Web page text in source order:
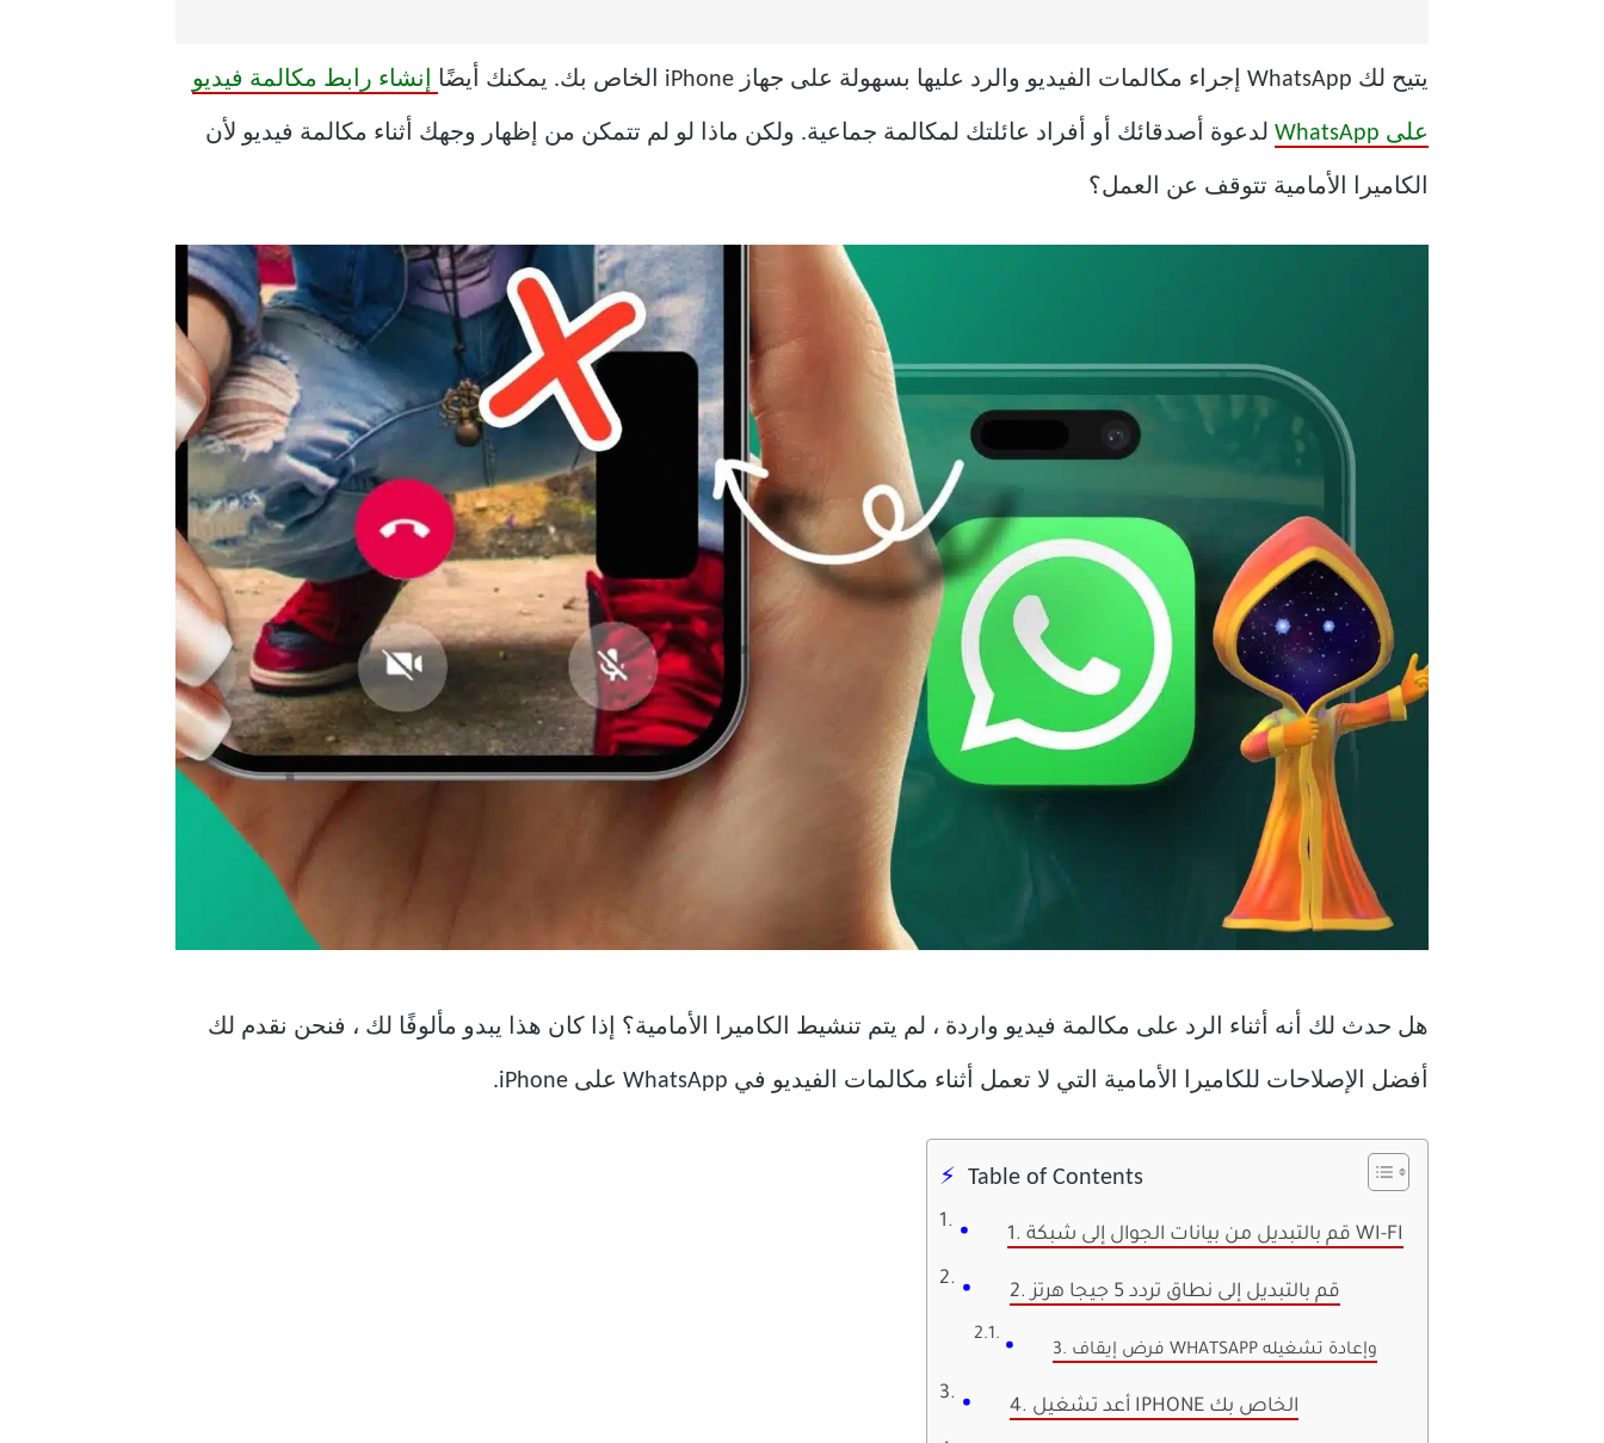
يتيح لك WhatsApp إجراء مكالمات الفيديو والرد عليها بسهولة على جهاز iPhone الخاص بك. يمكنك أيضًا إنشاء رابط مكالمة فيديو
على WhatsApp لدعوة أصدقائك أو أفراد عائلتك لمكالمة جماعية. ولكن ماذا لو لم تتمكن من إظهار وجهك أثناء مكالمة فيديو لأن
الكاميرا الأمامية تتوقف عن العمل؟
هل حدث لك أنه أثناء الرد على مكالمة فيديو واردة ، لم يتم تنشيط الكاميرا الأمامية؟ إذا كان هذا يبدو مألوفًا لك ، فنحن نقدم لك
أفضل الإصلاحات للكاميرا الأمامية التي لا تعمل أثناء مكالمات الفيديو في WhatsApp على iPhone.
Table of Contents
1. قم بالتبديل من بيانات الجوال إلى شبكة WI-FI
2. قم بالتبديل إلى نطاق تردد 5 جيجا هرتز
3. فرض إيقاف WHATSAPP وإعادة تشغيله
4. أعد تشغيل IPHONE الخاص بك